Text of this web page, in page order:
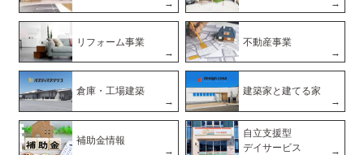
リフォーム事業 不動産事業
倉庫・工場建築 建築家と建てる家
補助金情報
自立支援型
デイサービス